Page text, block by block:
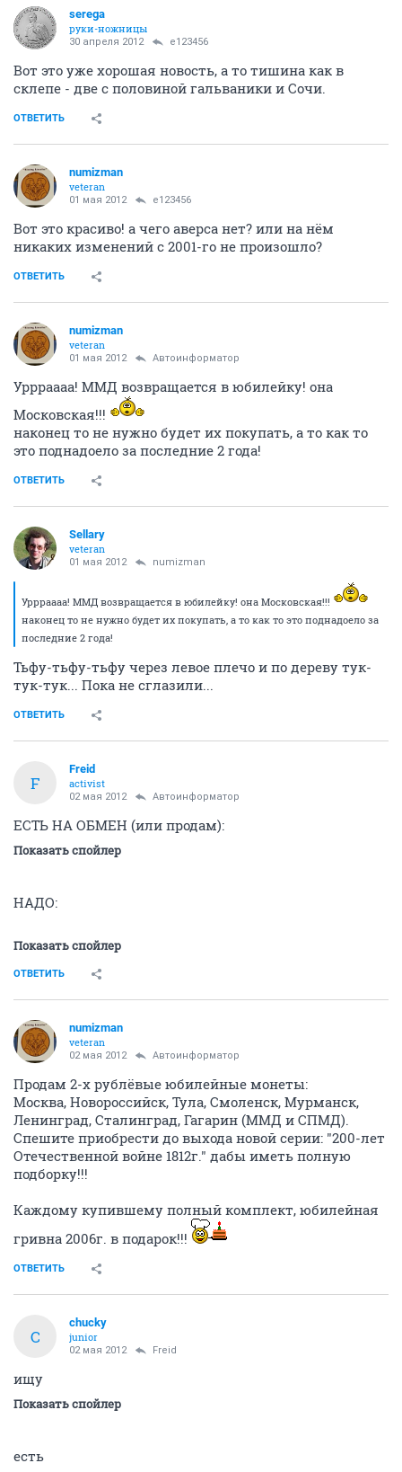
serega
руки-ножницы
30 апреля 2012 e123456
Вот это уже хорошая новость, а то тишина как в
склепе - две с половиной гальваники и Сочи.
ОТВЕТИТЬ
numizman
veteran
01 мая 2012 e123456
Вот это красиво! а чего аверса нет? или на нём
никаких изменений с 2001-го не произошло?
ОТВЕТИТЬ
numizman
veteran
01 мая 2012 Автоинформатор
Уррраааа! ММД возвращается в юбилейку! она
Московская!!!
наконец то не нужно будет их покупать, а то как то
это поднадоело за последние 2 года!
ОТВЕТИТЬ
Sellary
veteran
01 мая 2012 numizman
Уррраааа! ММД возвращается в юбилейку! она Московская!!!
наконец то не нужно будет их покупать, а то как то это поднадоело за
последние 2 года!
Тьфу-тьфу-тьфу через левое плечо и по дереву тук-
тук-тук... Пока не сглазили...
ОТВЕТИТЬ
F
Freid
activist
02 мая 2012 Автоинформатор
ЕСТЬ НА ОБМЕН (или продам):
Показать спойлер
НАДО:
Показать спойлер
ОТВЕТИТЬ
numizman
veteran
02 мая 2012 Автоинформатор
Продам 2-х рублёвые юбилейные монеты:
Москва, Новороссийск, Тула, Смоленск, Мурманск,
Ленинград, Сталинград, Гагарин (ММД и СПМД).
Спешите приобрести до выхода новой серии: "200-лет
Отечественной войне 1812г." дабы иметь полную
подборку!!!
Каждому купившему полный комплект, юбилейная
гривна 2006г. в подарок!!!
ОТВЕТИТЬ
C
chucky
junior
02 мая 2012 Freid
ищу
Показать спойлер
есть